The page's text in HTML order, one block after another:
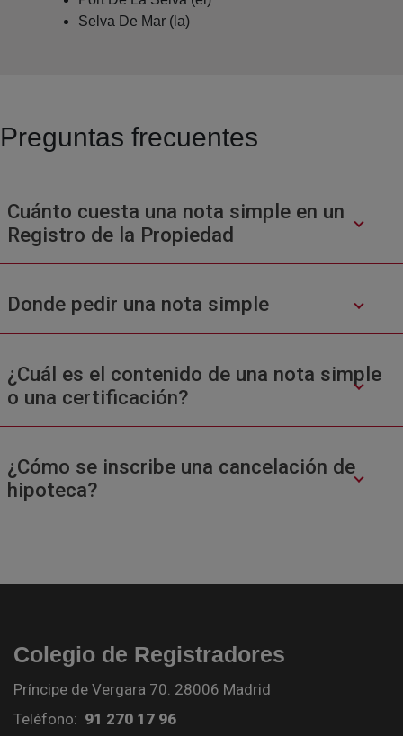
Selva De Mar (la)
Preguntas frecuentes
Cuánto cuesta una nota simple en un
Registro de la Propiedad
Donde pedir una nota simple
¿Cuál es el contenido de una nota simple
o una certificación?
¿Cómo se inscribe una cancelación de
hipoteca?
Colegio de Registradores
Príncipe de Vergara 70. 28006 Madrid
Teléfono: 91 270 17 96